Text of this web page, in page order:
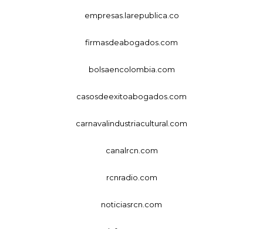
empresas.larepublica.co
firmasdeabogados.com
bolsaencolombia.com
casosdeexitoabogados.com
carnavalindustriacultural.com
canalrcn.com
rcnradio.com
noticiasrcn.com